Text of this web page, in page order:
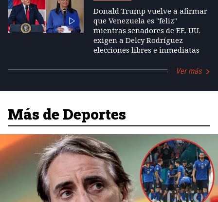
Donald Trump vuelve a afirmar
que Venezuela es "feliz"
mientras senadores de EE. UU.
exigen a Delcy Rodríguez
elecciones libres e inmediatas
Ver más
Más de Deportes